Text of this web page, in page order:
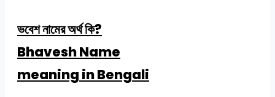
ভবেশ নামের অর্থ কি?
Bhavesh Name
meaning in Bengali